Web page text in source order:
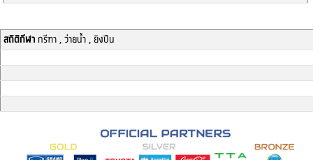
สถิติกีฬากรีฑา , ว่ายน้ำ , ยิงปืน